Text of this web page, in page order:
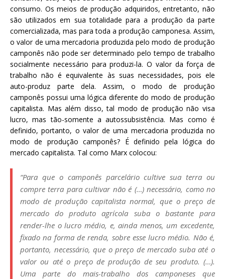
consumo. Os meios de produção adquiridos, entretanto, não
são utilizados em sua totalidade para a produção da parte
comercializada, mas para toda a produção camponesa. Assim,
o valor de uma mercadoria produzida pelo modo de produção
camponês não pode ser determinado pelo tempo de trabalho
socialmente necessário para produzi-la. O valor da força de
trabalho não é equivalente às suas necessidades, pois ele
auto-produz parte dela. Assim, o modo de produção
camponês possui uma lógica diferente do modo de produção
capitalista. Mas além disso, tal modo de produção não visa
lucro, mas tão-somente a autossubsistência. Mas como é
definido, portanto, o valor de uma mercadoria produzida no
modo de produção camponês? É definido pela lógica do
mercado capitalista. Tal como Marx colocou:
“Para que o camponês parcelário cultive sua terra ou
compre terra para cultivar não é (…) necessário, como no
modo de produção capitalista normal, que o preço de
mercado do produto agrícola suba o bastante para
render-lhe o lucro médio, e, ainda menos, um excedente,
fixado na forma de renda, sobre esse lucro médio. Não é,
portanto, necessário, que o preço de mercado suba até o
valor ou até o preço de produção de seu produto. (…).
Uma parte do mais-trabalho dos camponeses que